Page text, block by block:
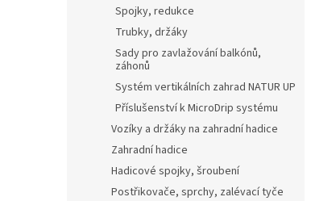
Spojky, redukce
Trubky, držáky
Sady pro zavlažování balkónů,
záhonů
Systém vertikálních zahrad NATUR UP
Příslušenství k MicroDrip systému
Vozíky a držáky na zahradní hadice
Zahradní hadice
Hadicové spojky, šroubení
Postřikovače, sprchy, zalévací tyče